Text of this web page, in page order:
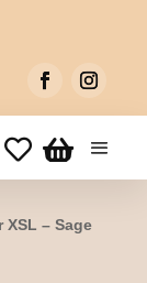
 
– Sage